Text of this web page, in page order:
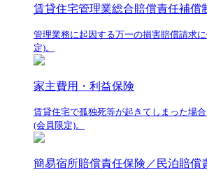
賃貸住宅管理業総合賠償責任補償
管理業務に起因する万一の損害賠償請求
定)。
家主費用・利益保険
賃貸住宅で孤独死等が起きてしまった場
(会員限定)。
簡易宿所賠償責任保険／民泊賠償